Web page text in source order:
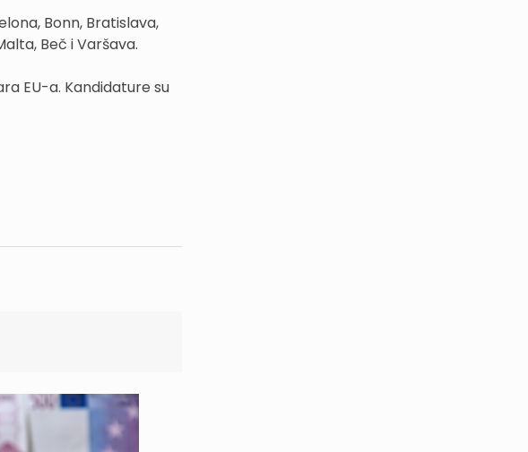
Bonn, Bratislava,
Beč i Varšava.
EU-a. Kandidature su